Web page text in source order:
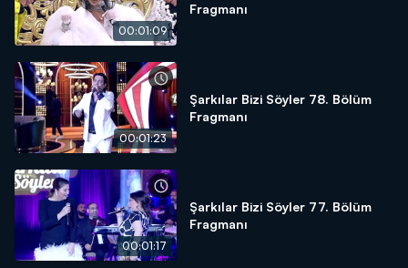
00:01:09
Fragmanı
00:01:23
Şarkılar Bizi Söyler 78. Bölüm
Fragmanı
00:01:17
Şarkılar Bizi Söyler 77. Bölüm
Fragmanı